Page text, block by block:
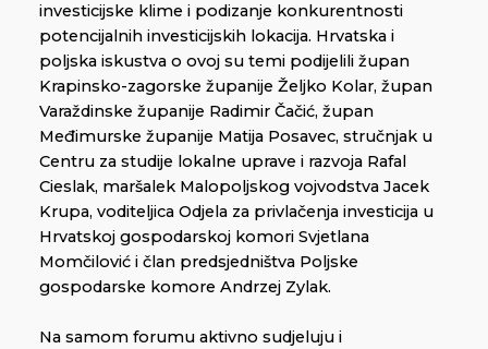
investicijske klime i podizanje konkurentnosti
potencijalnih investicijskih lokacija. Hrvatska i
poljska iskustva o ovoj su temi podijelili župan
Krapinsko-zagorske županije Željko Kolar, župan
Varaždinske županije Radimir Čačić, župan
Međimurske županije Matija Posavec, stručnjak u
Centru za studije lokalne uprave i razvoja Rafal
Cieslak, maršalek Malopoljskog vojvodstva Jacek
Krupa, voditeljica Odjela za privlačenja investicija u
Hrvatskoj gospodarskoj komori Svjetlana
Momčilović i član predsjedništva Poljske
gospodarske komore Andrzej Zylak.
Na samom forumu aktivno sudjeluju i